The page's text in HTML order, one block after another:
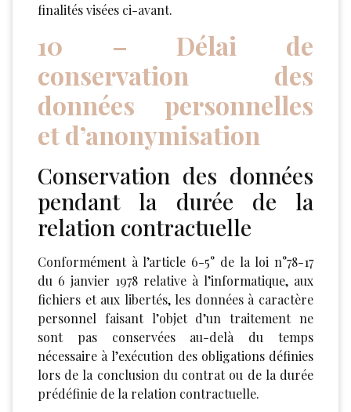
finalités visées ci-avant.
10 – Délai de
conservation des
données personnelles
et d’anonymisation
Conservation des données
pendant la durée de la
relation contractuelle
Conformément à l’article 6-5° de la loi n°78-17
du 6 janvier 1978 relative à l’informatique, aux
fichiers et aux libertés, les données à caractère
personnel faisant l’objet d’un traitement ne
sont pas conservées au-delà du temps
nécessaire à l’exécution des obligations définies
lors de la conclusion du contrat ou de la durée
prédéfinie de la relation contractuelle.